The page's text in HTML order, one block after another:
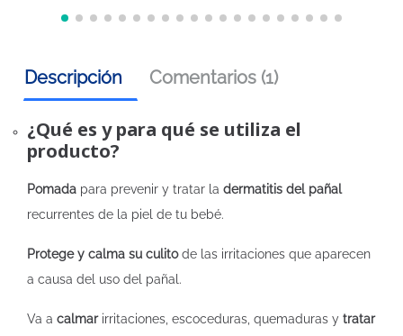
Descripción Comentarios (1)
¿Qué es y para qué se utiliza el
producto?
Pomada para prevenir y tratar la dermatitis del pañal
recurrentes de la piel de tu bebé.
Protege y calma su culitode las irritaciones que aparecen
a causa del uso del pañal.
Va a calmarirritaciones, escoceduras, quemaduras y tratar